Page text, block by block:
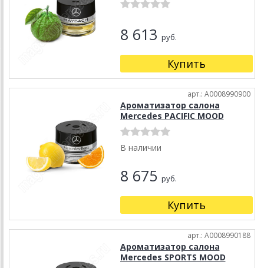
8 613 руб.
Купить
арт.: A0008990900
Ароматизатор салона
Mercedes PACIFIC MOOD
В наличии
8 675 руб.
Купить
арт.: A0008990188
Ароматизатор салона
Mercedes SPORTS MOOD